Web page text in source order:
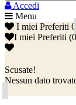
Accedi
Menu
I miei Preferiti 0
I miei Preferiti (0
Scusate!
Nessun dato